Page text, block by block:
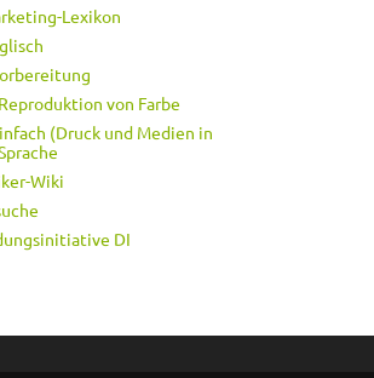
Lexikon
von Farbe
(Druck und Medien in
Wiki
DI